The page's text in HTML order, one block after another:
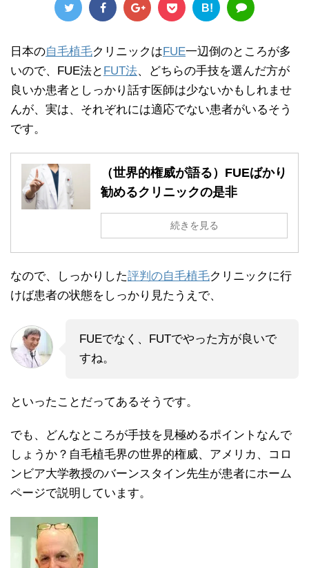
B!
日本の自毛植毛クリニックはFUE一辺倒のところが多
いので、FUE法と FUT法、どちらの手技を選んだ方が
良いか患者としっかり話す医師は少ないかもしれませ
んが、実は、それぞれには適応でない患者がいるそう
です。
（世界的権威が語る）FUEばかり
勧めるクリニックの是非
続きを見る
なので、しっかりした評判の自毛植毛クリニックに行
けば患者の状態をしっかり見たうえで、
FUEでなく、FUTでやった方が良いで
すね。
といったことだってあるそうです。
でも、どんなところが手技を見極めるポイントなんで
しょうか？自毛植毛界の世界的権威、アメリカ、コロ
ンビア大学教授のバーンスタイン先生が患者にホーム
ページで説明しています。